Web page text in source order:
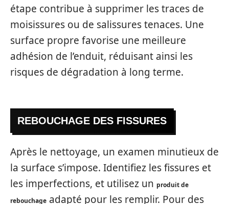
étape contribue à supprimer les traces de
moisissures ou de salissures tenaces. Une
surface propre favorise une meilleure
adhésion de l’enduit, réduisant ainsi les
risques de dégradation à long terme.
REBOUCHAGE DES FISSURES
Après le nettoyage, un examen minutieux de
la surface s’impose. Identifiez les fissures et
les imperfections, et utilisez un produit de
rebouchage adapté pour les remplir. Pour des